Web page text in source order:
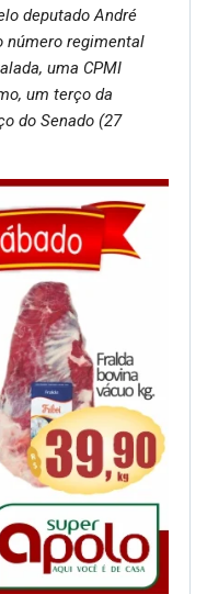
deputado André
número regimental
uma CPMI
um terço da
do Senado (27